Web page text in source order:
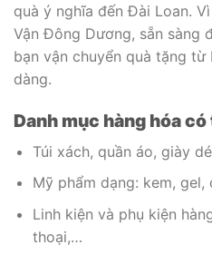
quà ý nghĩa đến Đài Loan.
Vận Đông Dương, sẵn sàng
bạn vận chuyển quà tặng từ
dàng.
Danh mục hàng hóa
Túi xách, quần áo, giày
Mỹ phẩm dạng: kem,
Linh kiện và phụ kiện
thoại,…